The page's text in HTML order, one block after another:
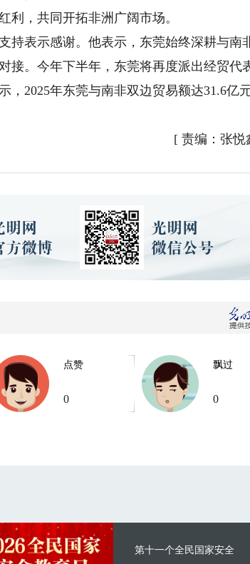
利，共同开拓非洲广阔市场。
表示感谢。他表示，东莞始终深耕与南
接。今年下半年，东莞将再度派出经贸代
2025年东莞与南非双边贸易额达31.6亿
[ 责编：张悦
点赞
0
飘过
0
第十一个全民国家安全